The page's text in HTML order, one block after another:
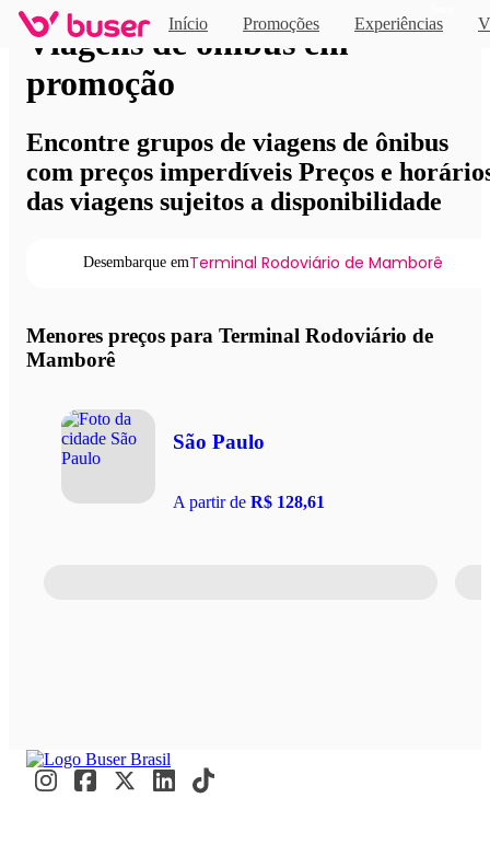
Início Promoções Experiências
Viagens de ônibus em
promoção
Encontre grupos de viagens de ônibus
com preços imperdíveis Preços e
das viagens sujeitos a disponibilidade
Desembarque emTerminal Rodoviário de Mamborê
Menores preços para Terminal Rodoviário de
Mamborê
São Paulo
A partir de R$ 128,61